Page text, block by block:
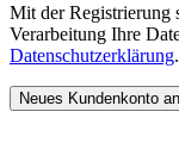
Mit der Registrierung
Verarbeitung Ihre
Datenschutzerklärung.